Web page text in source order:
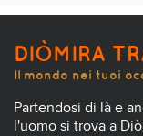
DIÒMIRA
Il mondo nei tuoi
Partendosi di là e
l'uomo si trova a